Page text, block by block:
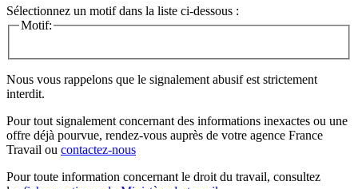
Sélectionnez un motif dans la liste ci-dessous :
Motif:
Nous vous rappelons que le signalement abusif est strictement
interdit.
Pour tout signalement concernant des informations inexactes ou une
offre déjà pourvue, rendez-vous auprès de votre agence France
Travail ou contactez-nous
Pour toute information concernant le droit du travail, consultez